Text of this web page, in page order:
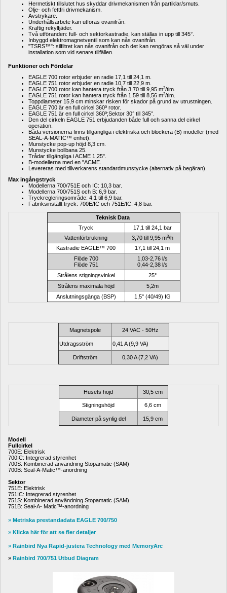
Hermetiskt tillslutet hus skyddar drivmekanismen från partiklar/smuts.
Olje- och fettfri drivmekanism.
Avstrykare.
Underhållsarbete kan utföras ovanifrån.
Kraftig rekylfjäder.
Två utföranden: full- och sektorkastradie, kan ställas in upp till 345°.
Inbyggd elektromagnetventil som kan nås ovanifrån.
"TSRS™": silfiltret kan nås ovanifrån och det kan rengöras så väl under
installation som vid senare tillfällen.
Funktioner och Fördelar
EAGLE 700 rotor erbjuder en radie 17,1 till 24,1 m.
EAGLE 751 rotor erbjuder en radie 10,7 till 22,9 m.
EAGLE 700 rotor kan hantera tryck från 3,70 till 9,95 m3/tim.
EAGLE 751 rotor kan hantera tryck från 1,59 till 8,56 m3/tim.
Toppdiameter 15,9 cm minskar risken för skador på grund av utrustningen.
EAGLE 700 är en full cirkel 360º rotor.
EAGLE 751 är en full cirkel 360º;Sektor 30° till 345°.
Den del cirkeln EAGLE 751 erbjudanden både full och sanna del cirkel
operation.
Båda versionerna finns tillgängliga i elektriska och blockera (B) modeller (med
SEAL-A-MATIC™ enhet).
Munstycke pop-up höjd 8,3 cm.
Munstycke bollbana 25.
Trådar tillgängliga i ACME 1,25".
B-modellerna med en "ACME.
Levereras med tillverkarens standardmunstycke (alternativ på begäran).
Max ingångstryck
Modellerna 700/751E och IC: 10,3 bar.
Modellerna 700/751S och B: 6,9 bar.
Tryckregleringsområde: 4,1 till 6,9 bar.
Fabriksinställt tryck: 700E/IC och 751E/IC: 4,8 bar.
Teknisk Data
Tryck
17,1 till 24,1 bar
Vattenförbrukning
3,70 till 9,95 m3/h
Kastradie EAGLE™ 700
17,1 till 24,1 m
Flöde700
Flöde751
1,03-2,76 l/s
0,44-2,38 l/s
Strålens stigningsvinkel
25°
Strålens maximala höjd
5,2m
Anslutningsgänga (BSP)
1,5" (40/49) IG
Magnetspole 24 VAC - 50Hz
Utdragsström 0,41 A (9,9 VA)
Driftström 0,30 A (7,2 VA)
Husets höjd 30,5 cm
Stigningshöjd 6,6 cm
Diameter på synlig del 15,9 cm
Modell
Fullcirkel
700E: Elektrisk
700IC: Integrerad styrenhet
700S: Kombinerad användning Stopamatic (SAM)
700B: Seal-A-Matic™-anordning
Sektor
751E: Elektrisk
751IC: Integrerad styrenhet
751S: Kombinerad användning Stopamatic (SAM)
751B: Seal-A- Matic™-anordning
» Metriska prestandadata EAGLE 700/750
» Klicka här för att se fler detaljer
» Rainbird Nya Rapid-justera Technology med MemoryArc
» Rainbird 700/751 Utbud Diagram